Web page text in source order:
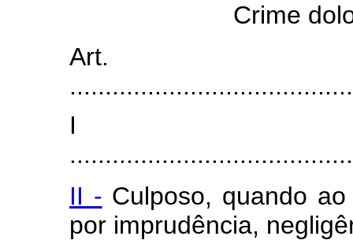
Crime
I
II - Culposo, quando
por imprudência,